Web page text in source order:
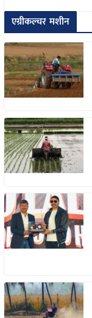
एग्रीकल्चर मशीन